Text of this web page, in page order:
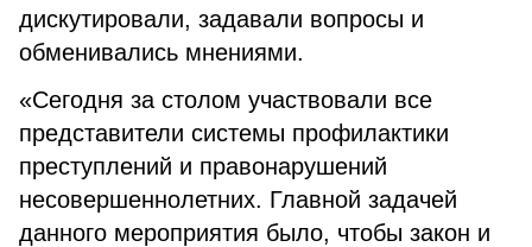
дискутировали, задавали вопросы и
обменивались мнениями.
«Сегодня за столом участвовали все
представители системы профилактики
преступлений и правонарушений
несовершеннолетних. Главной задачей
данного мероприятия было, чтобы закон и